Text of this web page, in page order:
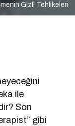
Gizli Tehlikeleri
ile
Son
gibi